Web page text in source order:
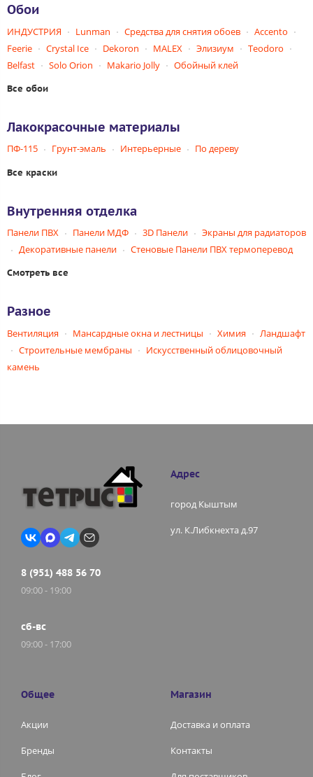
Обои
ИНДУСТРИЯ Lunman Средства для снятия обоев
Accento
Feerie
Crystal Ice Dekoron MALEX Элизиум
Teodoro
Belfast
Solo Orion Makario Jolly Обойный клей
Все обои
Лакокрасочные материалы
ПФ-115 Грунт-эмаль Интерьерные По дереву
Все краски
Внутренняя отделка
Панели ПВХ Панели МДФ 3D Панели
Экраны для радиаторов
Декоративные панели
Стеновые Панели ПВХ термоперевод
Смотреть все
Разное
Вентиляция Мансардные окна и лестницы Химия
Ландшафт
Строительные мембраны
Искусственный облицовочный
камень
8 (951) 488 56 70
09:00 - 19:00
сб-вс
09:00 - 17:00
Адрес
город Кыштым
ул. К.Либкнехта д.97
Общее
Акции
Бренды
Магазин
Доставка и оплата
Контакты